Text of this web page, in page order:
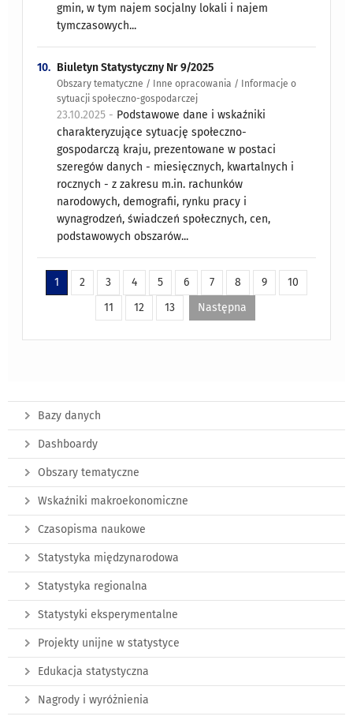
gmin, w tym najem socjalny lokali i najem
tymczasowych...
10. Biuletyn Statystyczny Nr 9/2025
Obszary tematyczne / Inne opracowania / Informacje o
sytuacji społeczno-gospodarczej
23.10.2025 - Podstawowe dane i wskaźniki
charakteryzujące sytuację społeczno-
gospodarczą kraju, prezentowane w postaci
szeregów danych - miesięcznych, kwartalnych i
rocznych - z zakresu m.in. rachunków
narodowych, demografii, rynku pracy i
wynagrodzeń, świadczeń społecznych, cen,
podstawowych obszarów...
1 2 3 4 5 6 7 8 9
10
11
12 13 Następna
Bazy danych
Dashboardy
Obszary tematyczne
Wskaźniki makroekonomiczne
Czasopisma naukowe
Statystyka międzynarodowa
Statystyka regionalna
Statystyki eksperymentalne
Projekty unijne w statystyce
Edukacja statystyczna
Nagrody i wyróżnienia